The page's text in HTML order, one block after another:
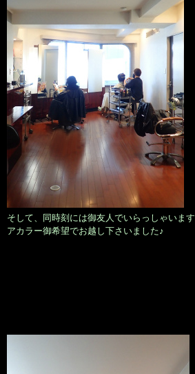
そして、同時刻には御友人でいらっしゃいます
アカラー御希望でお越し下さいました♪